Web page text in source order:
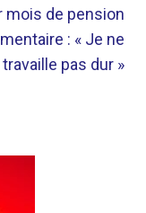
mois de pension
: « Je ne
travaille pas dur »